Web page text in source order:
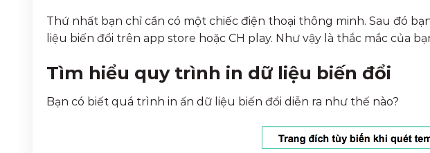
Thứ nhất bạn chỉ cần có một chiếc điện thoại thông minh. Sau đó
liệu biến đổi trên app store hoặc CH play. Như vậy là thắc mắc của
Tìm hiểu quy trình in dữ liệu biến đổi
Bạn có biết quá trình in ấn dữ liệu biến đổi diễn ra như thế nào?